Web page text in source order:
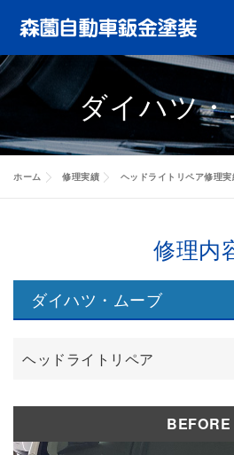
テ
ン
へ
ス
キ
鈑金塗装 ガラスリペア ガラ
ヘッドライトリペア やまもり
特選中古車 修理実績
修理実
会員
会社案内
ダイハツ
ホーム 修理実績 ヘッドライトリペア修理実
修理内
ダイハツ・ムーブ
ヘッドライトリペア
BEFORE